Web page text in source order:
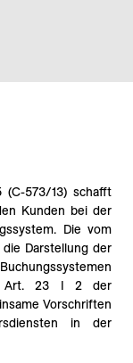
(C-573/13) schafft
Kunden bei der
Die vom
Darstellung der
Art. 23 I 2 der
Vorschriften
in der